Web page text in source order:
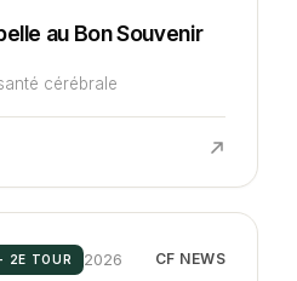
au Bon Souvenir
cérébrale
2E TOUR 2026 CF NEWS